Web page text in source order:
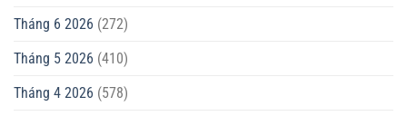
Tháng 6 2026 (272)
Tháng 5 2026 (410)
Tháng 4 2026 (578)